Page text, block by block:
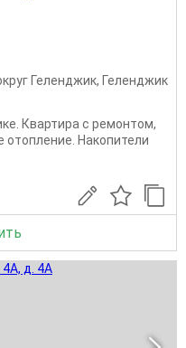
Геленджик, Геленджик
Квартира с ремонтом,
Накопители